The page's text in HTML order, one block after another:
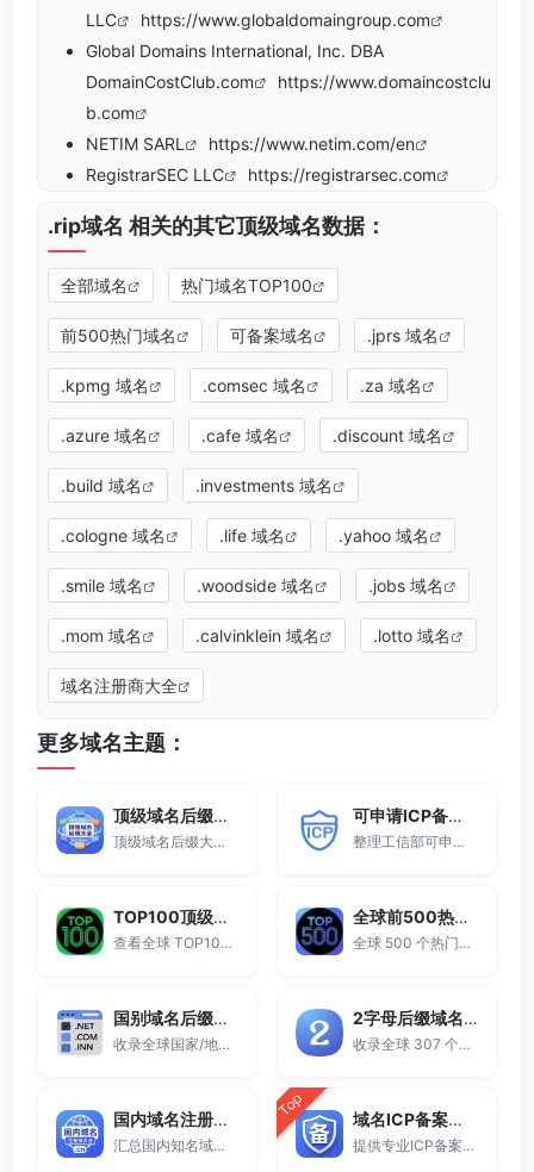
LLC
https://www.globaldomaingroup.com
Global Domains International, Inc. DBA
DomainCostClub.com
https://www.domaincostclu
b.com
NETIM SARL
https://www.netim.com/en
RegistrarSEC LLC
https://registrarsec.com
.rip域名 相关的其它顶级域名数据：
全部域名 热门域名TOP100
前500热门域名 可备案域名 .jprs 域名
.kpmg 域名 .comsec 域名 .za 域名
.azure 域名 .cafe 域名 .discount 域名
.build 域名 .investments 域名
.cologne 域名 .life 域名 .yahoo 域名
.smile 域名 .woodside 域名 .jobs 域名
.mom 域名 .calvinklein 域名 .lotto 域名
域名注册商大全
更多域名主题：
顶级域名后缀大全
顶级域名后缀大全收录全球已开放注册的所有TLD后缀，包括gTLD、ccTLD、品牌域名后缀等。
可申请ICP备案域名后缀大全
整理工信部可申请ICP网站备案的域名后缀大全。
TOP100顶级域名后缀排名榜
查看全球 TOP100 域名后缀。
全球前500热门域名后缀排行
全球 500 个热门域名后缀排名，展示注册量排行、是否可备案、适用范围与用途简介，帮助企业与个人在 2025 年快速选择合适的顶级域名。
国别域名后缀大全
收录全球国家/地区代码顶级域名。
2字母后缀域名大全
收录全球 307 个两字符域名后缀。
国内域名注册商大全
汇总国内知名域名注册商与服务平台。
Top 域名ICP备案查询
提供专业ICP备案查询与网站备案信息查询服务，支持域名备案号查询、网站是否备案检测及备案信息快速获取，适用于站长工具、域名检测与SEO分析。